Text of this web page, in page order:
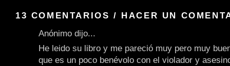
13 COMENTARIOS / HACER UN
Anónimo dijo...
He leido su libro y me pareció muy pero muy
que es un poco benévolo con el violador y